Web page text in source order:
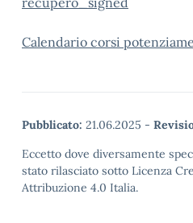
Calendario corsi
Pubblicato: 21.06.2025 -
Eccetto dove diversamente
stato rilasciato sotto Licenza
Attribuzione 4.0 Italia.